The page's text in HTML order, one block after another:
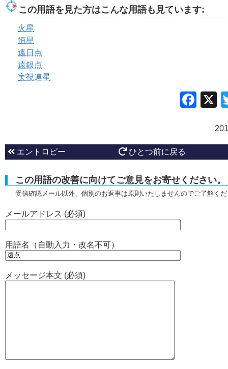
この用語を見た方はこんな用語も見ています:
火星
恒星
遠日点
遠銀点
実視連星
エントロピー ひとつ前に戻る
この用語の改善に向けてご意見をお寄せください。
受信確認メール以外、個別のお返事は原則いたしませんのでご了解く
メールアドレス (必須)
用語名（自動入力・改名不可）
メッセージ本文 (必須)